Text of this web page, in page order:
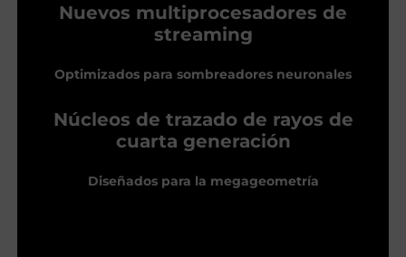
Nuevos multiprocesadores de
streaming
Optimizados para sombreadores neuronales
Núcleos de trazado de rayos de
cuarta generación
Diseñados para la megageometría